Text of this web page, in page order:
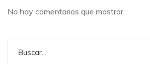
No hay comentarios que mostrar.